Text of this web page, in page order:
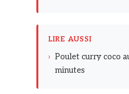
LIRE AUSSI
› Poulet curry coco
minutes